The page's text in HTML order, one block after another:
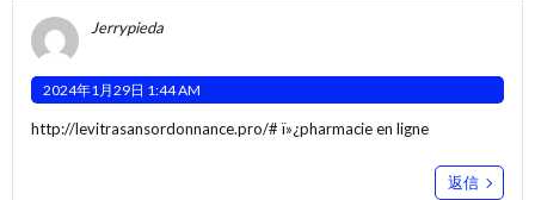
Jerrypieda
2024年1月29日 1:44 AM
http://levitrasansordonnance.pro/# ï»¿pharmacie en ligne
返信